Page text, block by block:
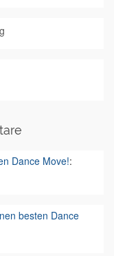
Dance Move!:
besten Dance